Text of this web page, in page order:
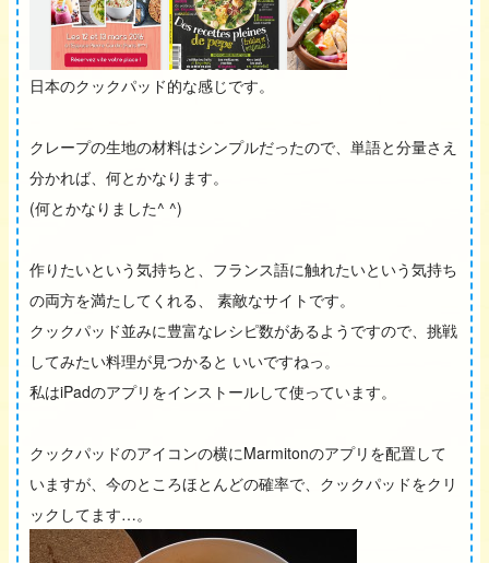
日本のクックパッド的な感じです。
クレープの生地の材料はシンプルだったので、単語と分量さえ
分かれば、何とかなります。
(何とかなりました^ ^)
作りたいという気持ちと、フランス語に触れたいという気持ち
の両方を満たしてくれる、 素敵なサイトです。
クックパッド並みに豊富なレシピ数があるようですので、挑戦
してみたい料理が見つかると いいですねっ。
私はiPadのアプリをインストールして使っています。
クックパッドのアイコンの横にMarmitonのアプリを配置して
いますが、今のところほとんどの確率で、クックパッドをクリ
ックしてます…。